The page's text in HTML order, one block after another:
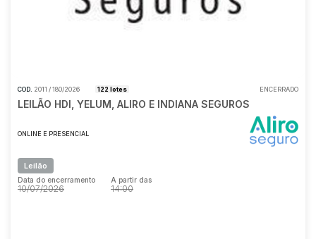
COD. 2011 / 180/2026 122 lotes ENCERRADO
LEILÃO HDI, YELUM, ALIRO E INDIANA SEGUROS
ONLINE E PRESENCIAL
Leilão
Data do encerramento
10/07/2026
A partir das
14:00